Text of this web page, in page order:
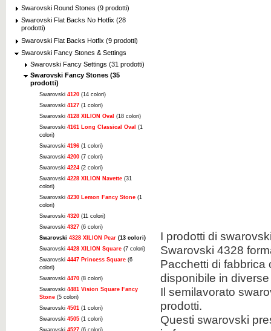
Swarovski Round Stones (9 prodotti)
Swarovski Flat Backs No Hotfix (28
prodotti)
Swarovski Flat Backs Hotfix (9 prodotti)
Swarovski Fancy Stones & Settings
Swarovski Fancy Settings (31 prodotti)
Swarovski Fancy Stones (35
prodotti)
Swarovski 4120 (14 colori)
Swarovski 4127 (1 colori)
Swarovski 4128 XILION Oval (18 colori)
Swarovski 4161 Long Classical Oval (1
colori)
Swarovski 4196 (1 colori)
Swarovski 4200 (7 colori)
Swarovski 4224 (2 colori)
Swarovski 4228 XILION Navette (31
colori)
Swarovski 4230 Lemon Fancy Stone (1
colori)
Swarovski 4320 (11 colori)
Swarovski 4327 (6 colori)
Swarovski 4328 XILION Pear (13 colori)
Swarovski 4428 XILION Square (7 colori)
Swarovski 4447 Princess Square (6
colori)
Swarovski 4470 (8 colori)
Swarovski 4481 Vision Square Fancy
Stone (5 colori)
Swarovski 4501 (1 colori)
Swarovski 4505 (1 colori)
Swarovski 4527 (6 colori)
I prodotti di
Swarovski 4328
Pacchetti di fabbrica
disponibile in
Il semilavorato
prodotti.
Questi swarovski